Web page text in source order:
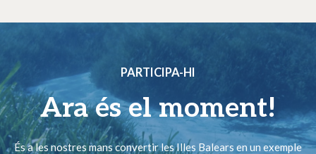
PARTICIPA-HI
Ara és el moment!
És a les nostres mans convertir les Illes Balears en un exemple